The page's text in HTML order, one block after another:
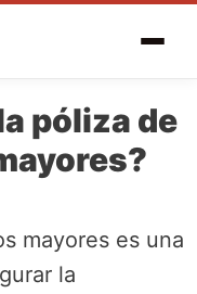
póliza de
mayores es una
la